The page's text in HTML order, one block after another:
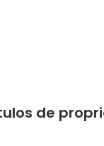
de